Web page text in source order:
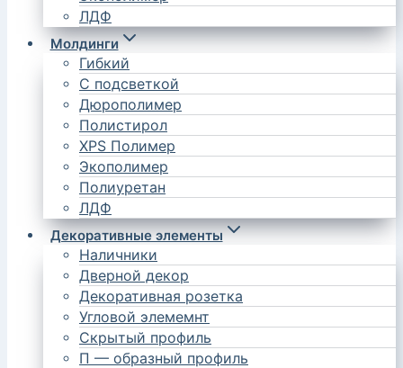
ЛДФ
Молдинги
Гибкий
С подсветкой
Дюрополимер
Полистирол
XPS Полимер
Экополимер
Полиуретан
ЛДФ
Декоративные элементы
Наличники
Дверной декор
Декоративная розетка
Угловой элемемнт
Скрытый профиль
П — образный профиль